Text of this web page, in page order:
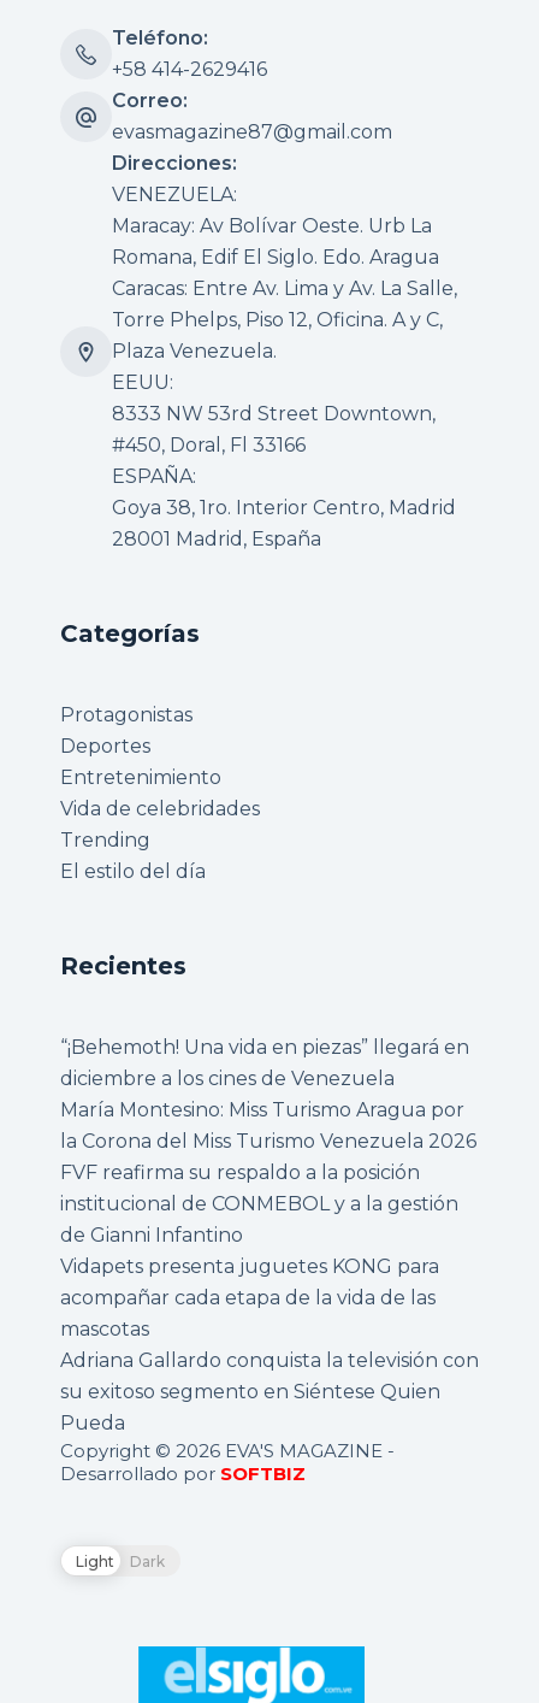
Teléfono:
+58 414-2629416
Correo:
evasmagazine87@gmail.com
Direcciones:
VENEZUELA:
Maracay: Av Bolívar Oeste. Urb La
Romana, Edif El Siglo. Edo. Aragua
Caracas: Entre Av. Lima y Av. La Salle,
Torre Phelps, Piso 12, Oficina. A y C,
Plaza Venezuela.
EEUU:
8333 NW 53rd Street Downtown,
#450, Doral, Fl 33166
ESPAÑA:
Goya 38, 1ro. Interior Centro, Madrid
28001 Madrid, España
Categorías
Protagonistas
Deportes
Entretenimiento
Vida de celebridades
Trending
El estilo del día
Recientes
“¡Behemoth! Una vida en piezas” llegará en
diciembre a los cines de Venezuela
María Montesino: Miss Turismo Aragua por
la Corona del Miss Turismo Venezuela 2026
FVF reafirma su respaldo a la posición
institucional de CONMEBOL y a la gestión
de Gianni Infantino
Vidapets presenta juguetes KONG para
acompañar cada etapa de la vida de las
mascotas
Adriana Gallardo conquista la televisión con
su exitoso segmento en Siéntese Quien
Pueda
Copyright © 2026 EVA'S MAGAZINE -
Desarrollado por SOFTBIZ
Light Dark